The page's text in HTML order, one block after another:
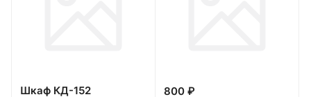
Шкаф КД-152
800 ₽